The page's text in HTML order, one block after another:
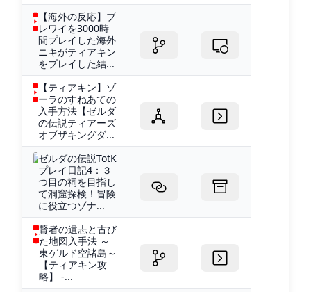
【海外の反応】ブ
レワイを3000時
間プレイした海外
ニキがティアキン
をプレイした結...
【ティアキン】ゾ
ーラのすねあての
入手方法【ゼルダ
の伝説ティアーズ
オブザキングダ...
ゼルダの伝説TotK
プレイ日記4：３
つ目の祠を目指し
て洞窟探検！冒険
に役立つゾナ...
賢者の遺志と古び
た地図入手法 ～
東ゲルド空諸島～
【ティアキン攻
略】 -...